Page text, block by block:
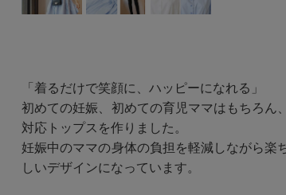
「着るだけで笑顔に、ハッピーになれる」
初めての妊娠、初めての育児ママはもちろん
対応トップスを作りました。
妊娠中のママの身体の負担を軽減しながら楽
しいデザインになっています。